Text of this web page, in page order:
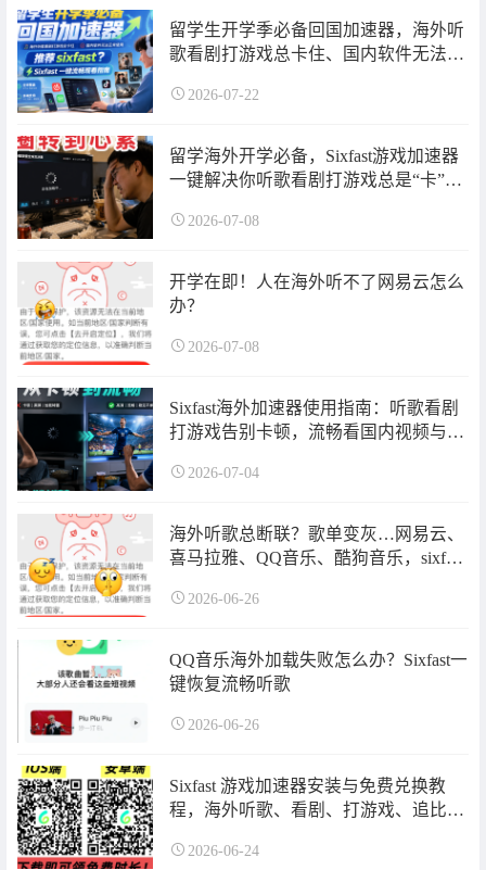
留学生开学季必备回国加速器，海外听
歌看剧打游戏总卡住、国内软件无法登
用指南来了！超长免费加速时长可领
2026-07-22
留学海外开学必备，Sixfast游戏加速器
一键解决你听歌看剧打游戏总是“卡”住
2026-07-08
开学在即！人在海外听不了网易云怎么
办？
2026-07-08
Sixfast海外加速器使用指南：听歌看剧
打游戏告别卡顿，流畅看国内视频与直
的问题一次性解决！
2026-07-04
海外听歌总断联？歌单变灰…网易云、
喜马拉雅、QQ音乐、酷狗音乐，sixfast
2026-06-26
QQ音乐海外加载失败怎么办？Sixfast一
键恢复流畅听歌
2026-06-26
Sixfast 游戏加速器安装与免费兑换教
程，海外听歌、看剧、打游戏、追比
新……问题快速解决！
2026-06-24